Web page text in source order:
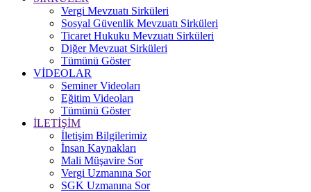
Vergi Mevzuatı Sirküleri
Sosyal Güvenlik Mevzuatı Sirküleri
Ticaret Hukuku Mevzuatı Sirküleri
Diğer Mevzuat Sirküleri
Tümünü Göster
VİDEOLAR
Seminer Videoları
Eğitim Videoları
Tümünü Göster
İLETİŞİM
İletişim Bilgilerimiz
İnsan Kaynakları
Mali Müşavire Sor
Vergi Uzmanına Sor
SGK Uzmanına Sor